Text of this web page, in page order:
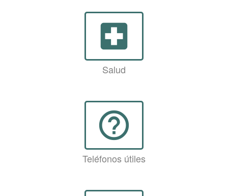
local_hospital
Salud
help_outline
Teléfonos útiles